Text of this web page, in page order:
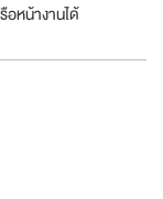
อหน้างานได้